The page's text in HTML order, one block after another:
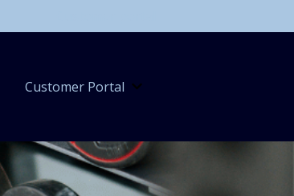
Customer Portal Show submenu for